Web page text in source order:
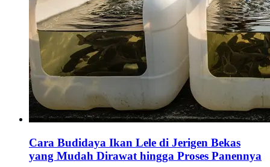
Cara Budidaya Ikan Lele di Jerigen Bekas
yang Mudah Dirawat hingga Proses Panennya